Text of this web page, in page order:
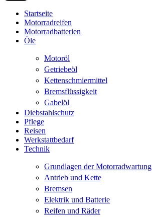
Startseite
Motorradreifen
Motorradbatterien
Öle
Motoröl
Getriebeöl
Kettenschmiermittel
Bremsflüssigkeit
Gabelöl
Diebstahlschutz
Pflege
Reisen
Werkstattbedarf
Technik
Grundlagen der Motorradwartung
Antrieb und Kette
Bremsen
Elektrik und Batterie
Reifen und Räder